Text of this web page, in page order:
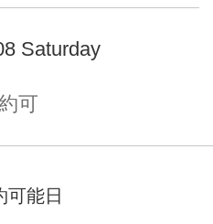
Saturday
可
可能日